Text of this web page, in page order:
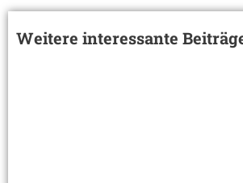
Weitere interessante